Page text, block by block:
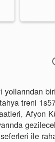
treni
Afyon
ile